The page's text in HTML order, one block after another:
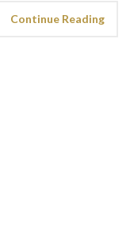
Continue Reading